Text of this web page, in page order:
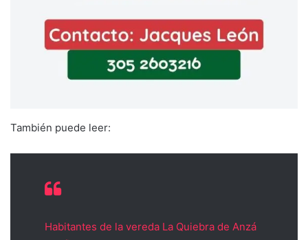
También puede leer:
Habitantes de la vereda La Quiebra de Anzá